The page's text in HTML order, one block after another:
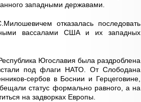
западными державами.
отказалась последовать
вассалами США и их западных
Югославия была раздроблена
под флаги НАТО. От Слободана
сербов в Боснии и Герцеговине,
статус формально равного, а на
на задворках Европы.